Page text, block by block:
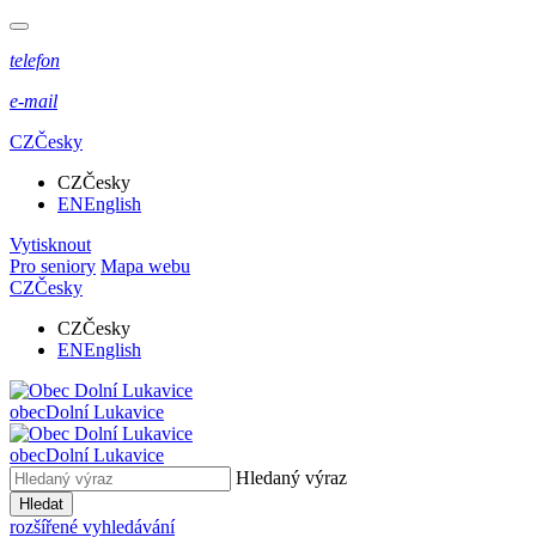
telefon
e-mail
CZČesky
CZČesky
ENEnglish
Vytisknout
Pro seniory Mapa webu
CZČesky
CZČesky
ENEnglish
obecDolní Lukavice
obecDolní Lukavice
Hledaný výraz
Hledat
rozšířené vyhledávání